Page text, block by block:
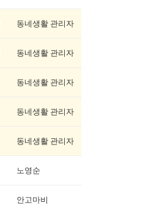
동네생활 관리자
동네생활 관리자
동네생활 관리자
동네생활 관리자
동네생활 관리자
노영순
안고마비